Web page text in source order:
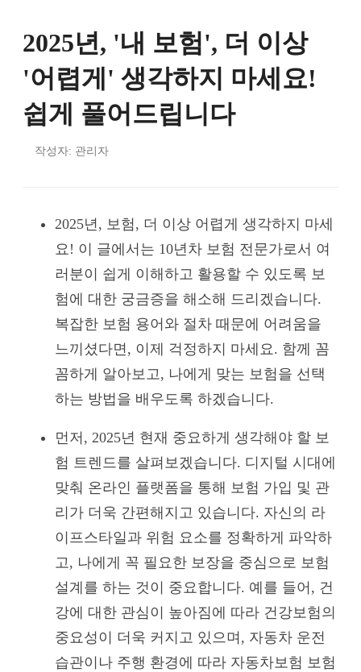
2025년, '내 보험', 더 이상
'어렵게' 생각하지 마세요!
쉽게 풀어드립니다
작성자: 관리자
2025년, 보험, 더 이상 어렵게 생각하지 마세
요! 이 글에서는 10년차 보험 전문가로서 여
러분이 쉽게 이해하고 활용할 수 있도록 보
험에 대한 궁금증을 해소해 드리겠습니다.
복잡한 보험 용어와 절차 때문에 어려움을
느끼셨다면, 이제 걱정하지 마세요. 함께 꼼
꼼하게 알아보고, 나에게 맞는 보험을 선택
하는 방법을 배우도록 하겠습니다.
먼저, 2025년 현재 중요하게 생각해야 할 보
험 트렌드를 살펴보겠습니다. 디지털 시대에
맞춰 온라인 플랫폼을 통해 보험 가입 및 관
리가 더욱 간편해지고 있습니다. 자신의 라
이프스타일과 위험 요소를 정확하게 파악하
고, 나에게 꼭 필요한 보장을 중심으로 보험
설계를 하는 것이 중요합니다. 예를 들어, 건
강에 대한 관심이 높아짐에 따라 건강보험의
중요성이 더욱 커지고 있으며, 자동차 운전
습관이나 주행 환경에 따라 자동차보험 보험